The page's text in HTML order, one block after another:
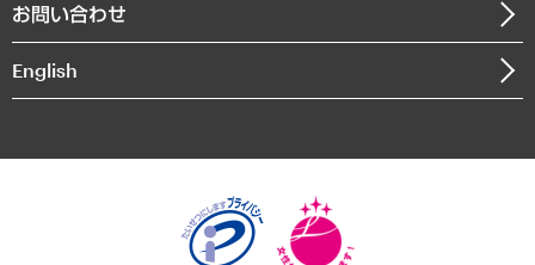
インドネシア現地法人
個人情報保護方針
お問い合わせ
English